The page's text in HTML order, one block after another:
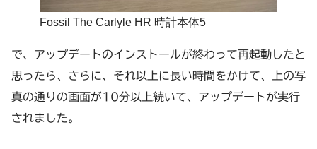
Fossil The Carlyle HR 時計本体5
で、アップデートのインストールが終わって再起動したと
思ったら、さらに、それ以上に長い時間をかけて、上の写
真の通りの画面が10分以上続いて、アップデートが実行
されました。